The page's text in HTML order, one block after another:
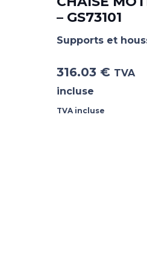
– GS73101
Supports et
316.03 € TVA
incluse
TVA incluse